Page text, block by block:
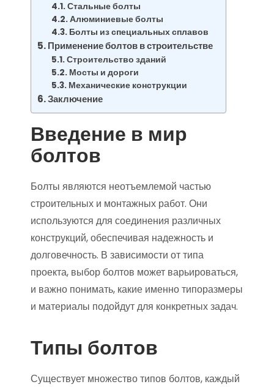
Стальные болты
Алюминиевые болты
Болты из специальных сплавов
Применение болтов в строительстве
Строительство зданий
Мосты и дороги
Механические конструкции
Заключение
Введение в мир
болтов
Болты являются неотъемлемой частью
строительных и монтажных работ. Они
используются для соединения различных
конструкций, обеспечивая надежность и
долговечность. В зависимости от типа
проекта, выбор болтов может варьироваться,
и важно понимать, какие именно типоразмеры
и материалы подойдут для конкретных задач.
Типы болтов
Существует множество типов болтов, каждый